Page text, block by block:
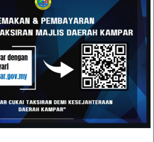
dasar privasi yang berbeza dan
supaya meneliti dan memahami
setiap laman web yang dilayari.
PINDAAN DASAR
ini dipinda, pindaan akan dikemas kini
sering melayari halaman ini, anda
dengan maklumat yang dikumpul, cara ia
keadaan tertentu, bagaimana
bersama pihak yang lain.